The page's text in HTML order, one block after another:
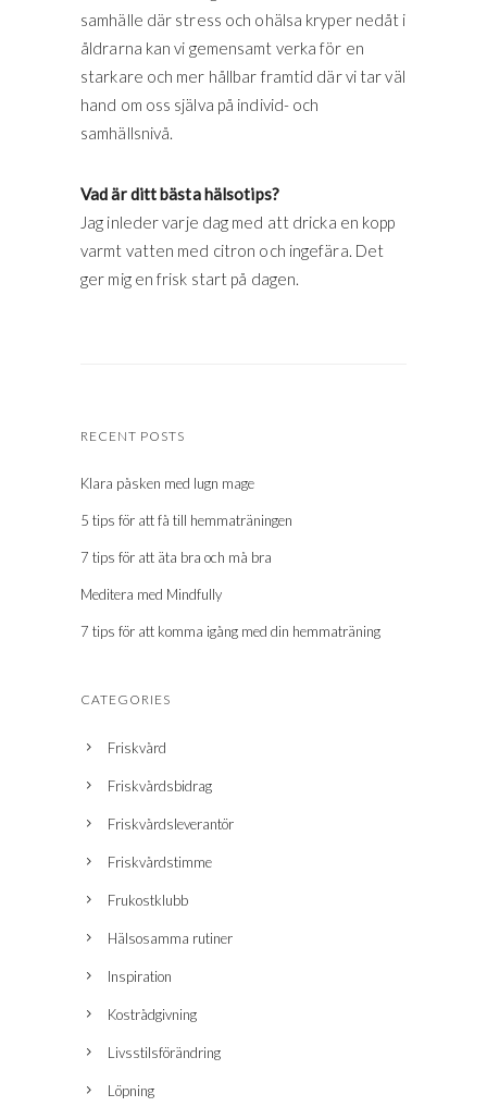
samhälle där stress och ohälsa kryper nedåt i
åldrarna kan vi gemensamt verka för en
starkare och mer hållbar framtid där vi tar väl
hand om oss själva på individ- och
samhällsnivå.
Vad är ditt bästa hälsotips?
Jag inleder varje dag med att dricka en kopp
varmt vatten med citron och ingefära. Det
ger mig en frisk start på dagen.
RECENT POSTS
Klara påsken med lugn mage
5 tips för att få till hemmaträningen
7 tips för att äta bra och må bra
Meditera med Mindfully
7 tips för att komma igång med din hemmaträning
CATEGORIES
Friskvård
Friskvårdsbidrag
Friskvårdsleverantör
Friskvårdstimme
Frukostklubb
Hälsosamma rutiner
Inspiration
Kostrådgivning
Livsstilsförändring
Löpning